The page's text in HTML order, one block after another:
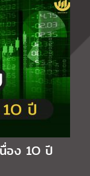
อง 1O ปี